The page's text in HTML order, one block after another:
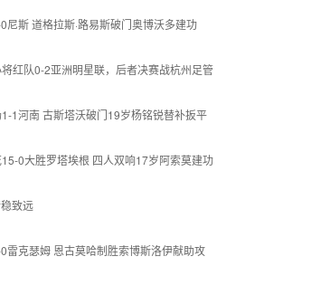
斯 道格拉斯·路易斯破门奥博沃多建功
红队0-2亚洲明星联，后者决赛战杭州足管
1河南 古斯塔沃破门19岁杨铭锐替补扳平
0大胜罗塔埃根 四人双响17岁阿索莫建功
致远
克瑟姆 恩古莫哈制胜索博斯洛伊献助攻